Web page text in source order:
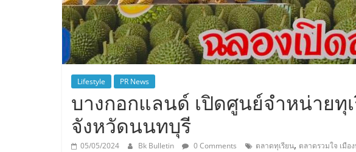
Lifestyle PR News
บางกอกแลนด์ เปิดศูนย์จำหน่ายทุ
จังหวัดนนทบุรี
05/05/2024 Bk Bulletin 0 Comments ตลาดทุเรียน, ตลาดรวมใจ เมือ